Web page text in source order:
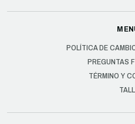
POLÍTICA DE
PREGUNTAS
TÉRMINO Y